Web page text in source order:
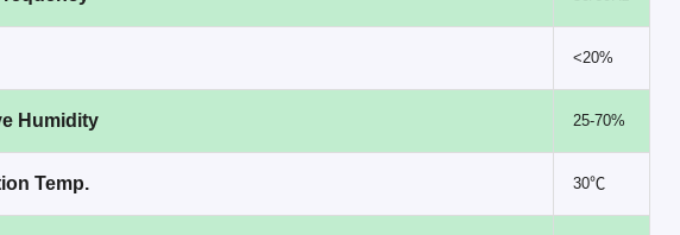
<20%
Humidity 25-70%
Temp. 30℃